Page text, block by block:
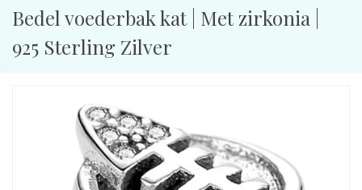
Bedel voederbak kat | Met zirkonia |
925 Sterling Zilver